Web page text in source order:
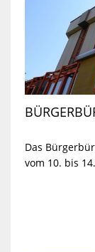
Das
vom 10. bis